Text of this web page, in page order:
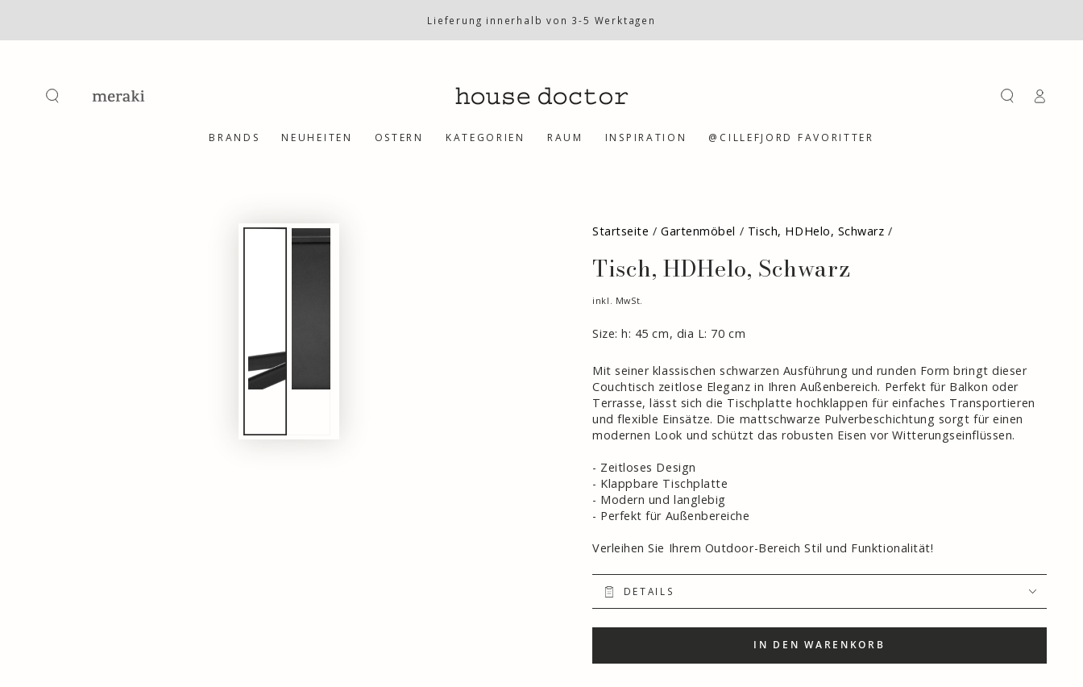
Lieferung innerhalb von 3-5 Werktagen
BRANDS NEUHEITEN OSTERN KATEGORIEN RAUM INSPIRATION @CILLEFJORD FAVORITTER
Einloggen
Startseite / Gartenmöbel / Tisch, HDHelo, Schwarz /
Tisch, HDHelo, Schwarz
inkl. MwSt.
Size: h: 45 cm, dia L: 70 cm
Mit seiner klassischen schwarzen Ausführung und runden Form bringt dieser
Couchtisch zeitlose Eleganz in Ihren Außenbereich. Perfekt für Balkon oder
Terrasse, lässt sich die Tischplatte hochklappen für einfaches Transportieren
und flexible Einsätze. Die mattschwarze Pulverbeschichtung sorgt für einen
modernen Look und schützt das robusten Eisen vor Witterungseinflüssen.
- Zeitloses Design
- Klappbare Tischplatte
- Modern und langlebig
- Perfekt für Außenbereiche
Verleihen Sie Ihrem Outdoor-Bereich Stil und Funktionalität!
DETAILS
IN DEN WARENKORB